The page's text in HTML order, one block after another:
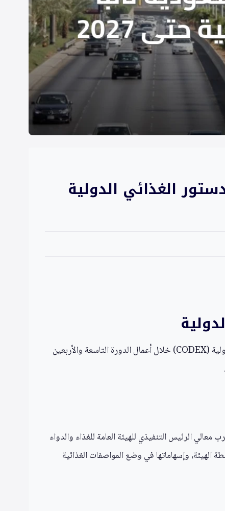
الغذائي الدولية
تم إعادة انتخاب المملكة العربية السعودية، ممثلةً بالهيئة العامة للغذاء والدواء، لتتولى منصب نائب رئيس هيئة الدستور الغذائي الدولية (CODEX) خلال أعمال الدورة التاسعة والأربعين
الذي انتُخب أول مرة في عام 2024 وأُعيد انتخابه في عام 2025. ومن جانبه، أعرب معالي الرئيس التنفيذي للهيئة العامة للغذاء والدواء
الهيئة، وإسهاماتها في وضع المواصفات الغذائية